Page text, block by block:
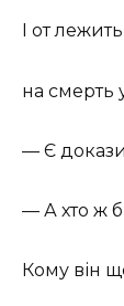
І от
на смерть
— Є
— А хто ж
Кому він